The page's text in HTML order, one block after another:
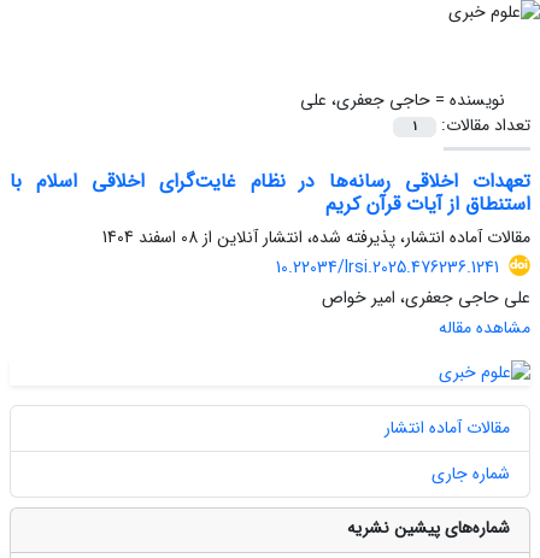
نویسنده =حاجی جعفری، علی
تعداد مقالات:
1
تعهدات اخلاقی رسانه‌ها در نظام غایت‌گرای اخلاقی اسلام با
استنطاق از آیات قرآن کریم
مقالات آماده انتشار، پذیرفته شده، انتشار آنلاین از 08 اسفند 1404
10.22034/lrsi.2025.476236.1241
علی حاجی جعفری، امیر خواص
مشاهده مقاله
مقالات آماده انتشار
شماره جاری
شماره‌های پیشین نشریه